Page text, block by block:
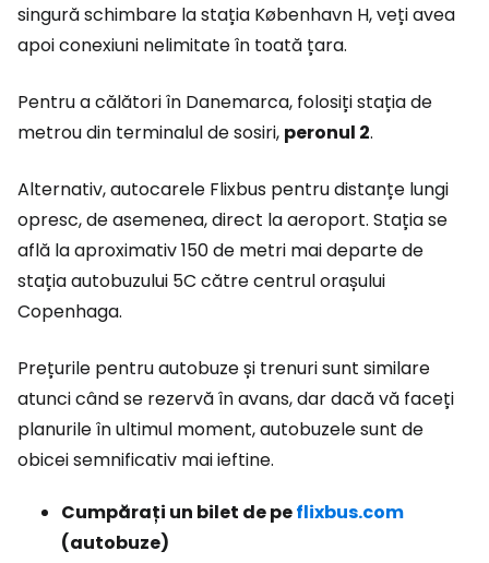
singură schimbare la stația København H, veți avea
apoi conexiuni nelimitate în toată țara.
Pentru a călători în Danemarca, folosiți stația de
metrou din terminalul de sosiri, peronul 2.
Alternativ, autocarele Flixbus pentru distanțe lungi
opresc, de asemenea, direct la aeroport. Stația se
află la aproximativ 150 de metri mai departe de
stația autobuzului 5C către centrul orașului
Copenhaga.
Prețurile pentru autobuze și trenuri sunt similare
atunci când se rezervă în avans, dar dacă vă faceți
planurile în ultimul moment, autobuzele sunt de
obicei semnificativ mai ieftine.
Cumpărați un bilet de peflixbus.com
(autobuze)